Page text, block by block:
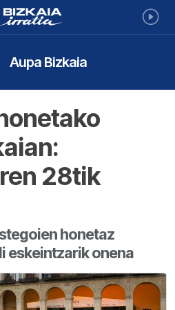
Aupa Bizkaia
28tik
honetaz
eskeintzarik onena